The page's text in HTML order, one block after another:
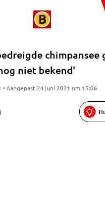
chimpansee
niet bekend'
Aangepast 24 juni 2021 om 15:06